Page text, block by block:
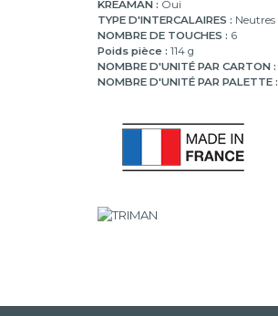
KREAMAN : Oui
TYPE D'INTERCALAIRES : Neutres
NOMBRE DE TOUCHES : 6
Poids pièce : 114 g
NOMBRE D'UNITÉ PAR CARTON :
NOMBRE D'UNITÉ PAR PALETTE :